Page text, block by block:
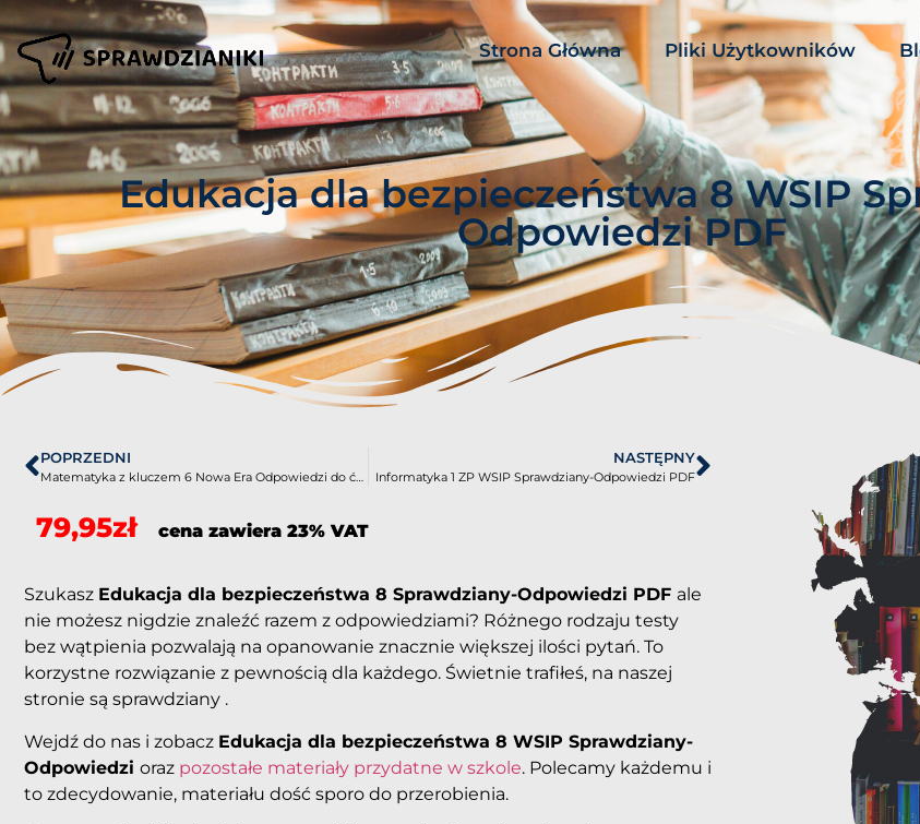
Strona Główna Pliki Użytkowników
Edukacja dla bezpieczeństwa 8 WSIP
Odpowiedzi PDF
POPRZEDNI
Matematyka z kluczem 6 Nowa Era Odpowiedzi do ćwiczeń PDF
NASTĘPNY
Informatyka 1 ZP WSIP Sprawdziany-Odpowiedzi PDF
79,95zł cena zawiera 23% VAT
Szukasz Edukacja dla bezpieczeństwa 8 Sprawdziany-Odpowiedzi PDF ale
nie możesz nigdzie znaleźć razem z odpowiedziami? Różnego rodzaju testy
bez wątpienia pozwalają na opanowanie znacznie większej ilości pytań. To
korzystne rozwiązanie z pewnością dla każdego. Świetnie trafiłeś, na naszej
stronie są sprawdziany .
Wejdź do nas i zobacz Edukacja dla bezpieczeństwa 8 WSIP Sprawdziany-
Odpowiedzi oraz pozostałe materiały przydatne w szkole. Polecamy każdemu i
to zdecydowanie, materiału dość sporo do przerobienia.